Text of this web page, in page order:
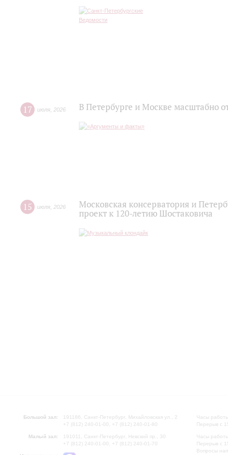
17 июля 2026 В Петербурге и Москве масштабно
15 июля 2026
Московская консерватория и
проект к 120-летию Шостаковича
Большой зал:
191186, Санкт-Петербург, Михайловская ул., 2
+7 (812) 240-01-00, +7 (812) 240-01-80
Малый зал:
191011, Санкт-Петербург, Невский пр., 30
+7 (812) 240-01-00, +7 (812) 240-01-70
Часы
Перерыв с
Часы
Перерыв с
Вопросы